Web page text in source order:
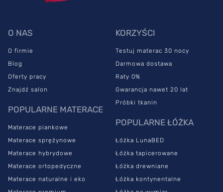
O NAS
O firmie
Blog
Oferty pracy
Znajdź salon
POPULARNE MATERACE
Materace piankowe
Materace sprężynowe
Materace hybrydowe
Materace ortopedyczne
Materace naturalne i eko
KORZYŚCI
Testuj materac 30 nocy
Darmowa dostawa
Raty 0%
Gwarancja nawet 20 lat
Próbki tkanin
POPULARNE ŁÓŻKA
Łóżka LunaBED
Łóżka tapicerowane
Łóżka drewniane
Łóżka kontynentalne